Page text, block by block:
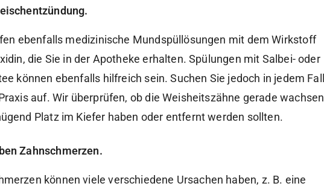
ebenfalls medizinische Mundspüllösungen mit dem Wirkstoff
die Sie in der Apotheke erhalten. Spülungen mit Salbei- oder
können ebenfalls hilfreich sein. Suchen Sie jedoch in jedem Fall
auf. Wir überprüfen, ob die Weisheitszähne gerade wachsen
Platz im Kiefer haben oder entfernt werden sollten.
Zahnschmerzen.
können viele verschiedene Ursachen haben, z. B. eine